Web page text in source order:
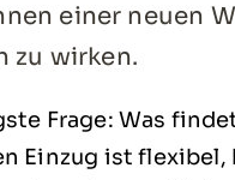
einer neuen
zu wirken.
Frage: Was
Einzug ist